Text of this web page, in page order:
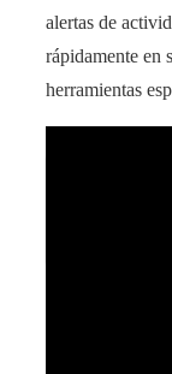
alertas de
rápidamente en
herramientas